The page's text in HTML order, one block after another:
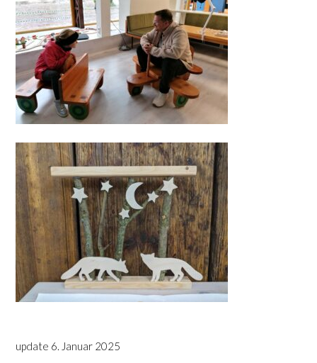
update 6. Januar 2025